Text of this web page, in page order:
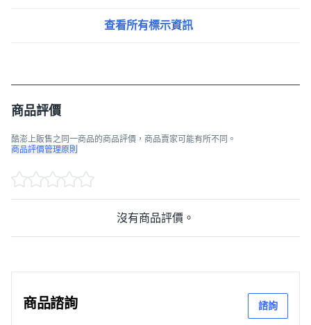
查看所有標示資訊
商品評價
酷澎上販售之同一商品的商品評價，商品賣家可能有所不同。
商品評價管理原則
沒有商品評價。
商品諮詢 諮詢